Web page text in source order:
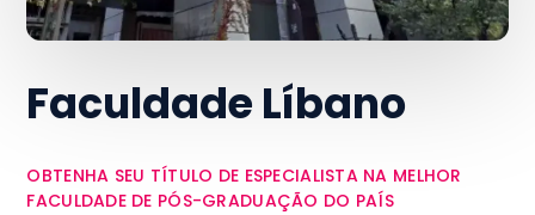
Faculdade Líbano
OBTENHA SEU TÍTULO DE ESPECIALISTA NA MELHOR
FACULDADE DE PÓS-GRADUAÇÃO DO PAÍS